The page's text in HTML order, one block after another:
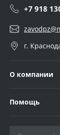
+7 918
г.
О компании
Помощь